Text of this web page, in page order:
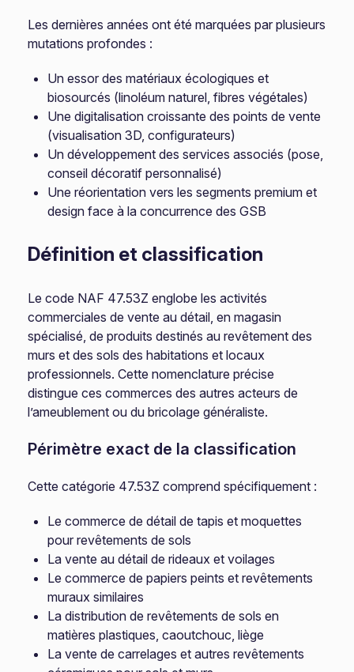
Les dernières années ont été marquées par plusieurs
mutations profondes :
Un essor des matériaux écologiques et
biosourcés (linoléum naturel, fibres végétales)
Une digitalisation croissante des points de vente
(visualisation 3D, configurateurs)
Un développement des services associés (pose,
conseil décoratif personnalisé)
Une réorientation vers les segments premium et
design face à la concurrence des GSB
Définition et classification
Le code NAF 47.53Z englobe les activités
commerciales de vente au détail, en magasin
spécialisé, de produits destinés au revêtement des
murs et des sols des habitations et locaux
professionnels. Cette nomenclature précise
distingue ces commerces des autres acteurs de
l’ameublement ou du bricolage généraliste.
Périmètre exact de la classification
Cette catégorie 47.53Z comprend spécifiquement :
Le commerce de détail de tapis et moquettes
pour revêtements de sols
La vente au détail de rideaux et voilages
Le commerce de papiers peints et revêtements
muraux similaires
La distribution de revêtements de sols en
matières plastiques, caoutchouc, liège
La vente de carrelages et autres revêtements